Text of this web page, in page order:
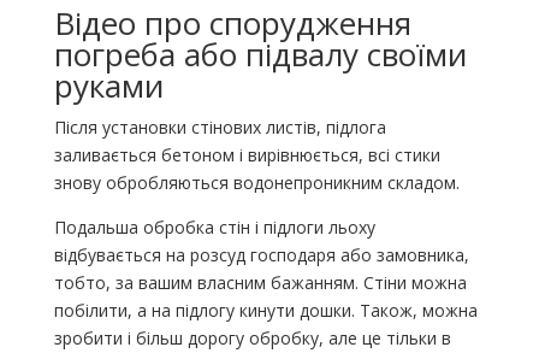
Відео про спорудження
погреба або підвалу своїми
руками
Після установки стінових листів, підлога
заливається бетоном і вирівнюється, всі стики
знову обробляються водонепроникним складом.
Подальша обробка стін і підлоги льоху
відбувається на розсуд господаря або замовника,
тобто, за вашим власним бажанням. Стіни можна
побілити, а на підлогу кинути дошки. Також, можна
зробити і більш дорогу обробку, але це тільки в